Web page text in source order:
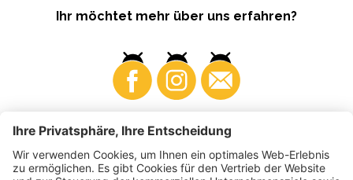
Ihr möchtet mehr über uns erfahren?
Business Produzenten